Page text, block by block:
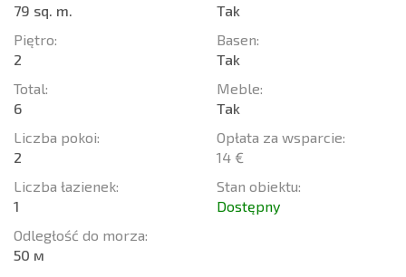
79 sq. m.
Piętro:
2
Total:
6
Liczba pokoi:
2
Liczba łazienek:
1
Odległość do morza:
50 м
Tak
Basen:
Tak
Meble:
Tak
Opłata za wsparcie:
14 €
Stan obiektu:
Dostępny